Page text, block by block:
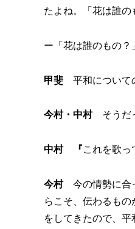
たよね。「花は誰の
ー「花は誰のもの？
甲斐 平和について
今村・中村そうだ
中村 『これを歌っ
今村 今の情勢に合
らこそ、伝わるも
をしてきたので、平